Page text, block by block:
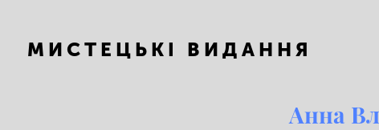
МИСТЕЦЬКІ ВИДАННЯ
Анна